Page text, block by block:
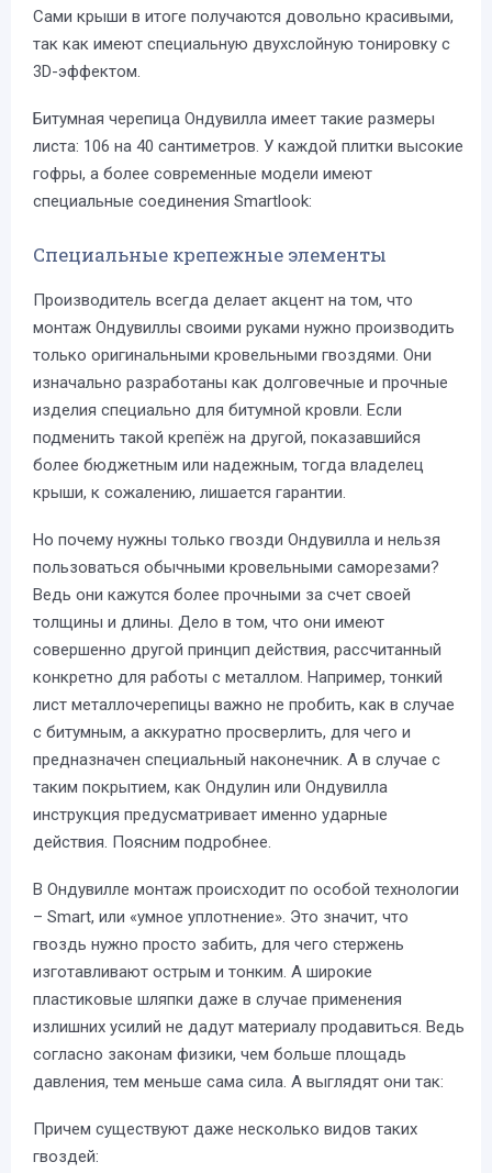
Сами крыши в итоге получаются довольно красивыми,
так как имеют специальную двухслойную тонировку с
3D-эффектом.
Битумная черепица Ондувилла имеет такие размеры
листа: 106 на 40 сантиметров. У каждой плитки высокие
гофры, а более современные модели имеют
специальные соединения Smartlook:
Специальные крепежные элементы
Производитель всегда делает акцент на том, что
монтаж Ондувиллы своими руками нужно производить
только оригинальными кровельными гвоздями. Они
изначально разработаны как долговечные и прочные
изделия специально для битумной кровли. Если
подменить такой крепёж на другой, показавшийся
более бюджетным или надежным, тогда владелец
крыши, к сожалению, лишается гарантии.
Но почему нужны только гвозди Ондувилла и нельзя
пользоваться обычными кровельными саморезами?
Ведь они кажутся более прочными за счет своей
толщины и длины. Дело в том, что они имеют
совершенно другой принцип действия, рассчитанный
конкретно для работы с металлом. Например, тонкий
лист металлочерепицы важно не пробить, как в случае
с битумным, а аккуратно просверлить, для чего и
предназначен специальный наконечник. А в случае с
таким покрытием, как Ондулин или Ондувилла
инструкция предусматривает именно ударные
действия. Поясним подробнее.
В Ондувилле монтаж происходит по особой технологии
– Smart, или «умное уплотнение». Это значит, что
гвоздь нужно просто забить, для чего стержень
изготавливают острым и тонким. А широкие
пластиковые шляпки даже в случае применения
излишних усилий не дадут материалу продавиться. Ведь
согласно законам физики, чем больше площадь
давления, тем меньше сама сила. А выглядят они так:
Причем существуют даже несколько видов таких
гвоздей: